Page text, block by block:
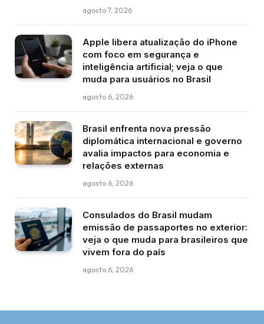
agosto 7, 2026
Apple libera atualização do iPhone
com foco em segurança e
inteligência artificial; veja o que
muda para usuários no Brasil
agosto 6, 2026
Brasil enfrenta nova pressão
diplomática internacional e governo
avalia impactos para economia e
relações externas
agosto 6, 2026
Consulados do Brasil mudam
emissão de passaportes no exterior:
veja o que muda para brasileiros que
vivem fora do país
agosto 6, 2026